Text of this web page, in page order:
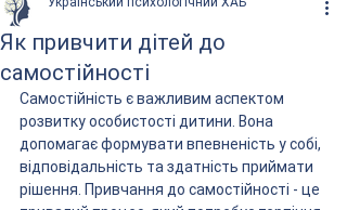
Як привчити дітей до
самостійності
Самостійність є важливим аспектом
розвитку особистості дитини. Вона
допомагає формувати впевненість у собі,
відповідальність та здатність приймати
рішення. Привчання до самостійності - це